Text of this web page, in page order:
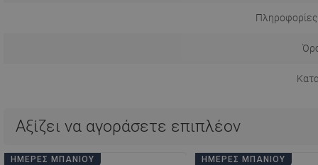
Αξίζει να αγοράσετε επιπλέον
ΗΜΈΡΕΣ ΜΠΆΝΙΟΥ ΗΜΈΡΕΣ ΜΠΆΝΙΟΥ